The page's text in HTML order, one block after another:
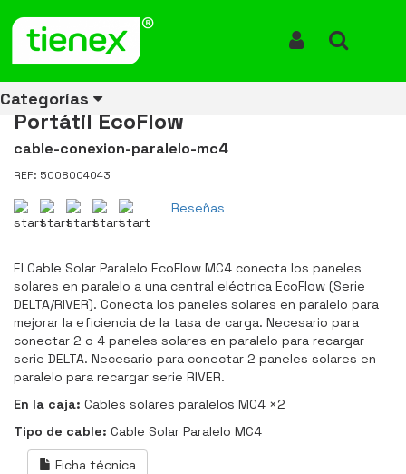
Categorías
Cable de Conexión en Paralelo Para Panel Solar MC4 Energía
Portátil EcoFlow
Cable de Conexión en Paralelo
Para Panel Solar MC4 Energía
Portátil EcoFlow
cable-conexion-paralelo-mc4
REF: 5008004043
Reseñas
El Cable Solar Paralelo EcoFlow MC4 conecta los paneles
solares en paralelo a una central eléctrica EcoFlow (Serie
DELTA/RIVER). Conecta los paneles solares en paralelo para
mejorar la eficiencia de la tasa de carga. Necesario para
conectar 2 o 4 paneles solares en paralelo para recargar
serie DELTA. Necesario para conectar 2 paneles solares en
paralelo para recargar serie RIVER.
En la caja: Cables solares paralelos MC4 ×2
Tipo de cable: Cable Solar Paralelo MC4
Ficha técnica
Ver todos
los
productos
Ver todos
los
productos
DE
RECICLAJE
Ver todos
los
productos
Ver todos
los
productos
DE
LIMPIEZA
Ver todos
los
productos
DE
MATERIALES
Ver todos
los
productos
LIBRE
Ver todos
los
productos
PARA
BAÑOS